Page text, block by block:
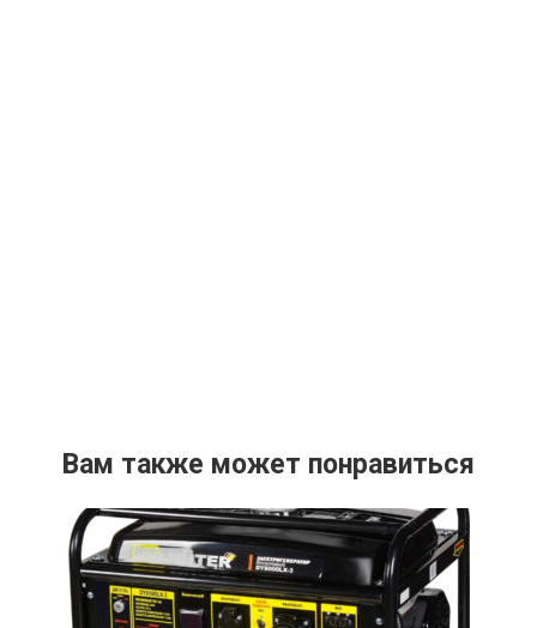
Вам также может понравиться